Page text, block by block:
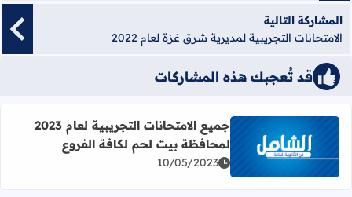
المشاركة التالية
الامتحانات التجريبية لمديرية شرق غزة لعام 2022
قد تُعجبك هذه المشاركات
اقرأ المزيد عن جميع الامتحانات التجريبية لعام 2023 لمحافظة بيت لحم لكافة الفروع
جميع الامتحانات التجريبية لعام 2023
لمحافظة بيت لحم لكافة الفروع
10/05/2023